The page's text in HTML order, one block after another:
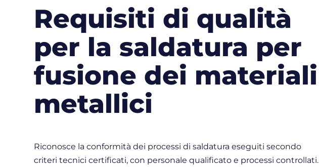
Requisiti di qualità
per la saldatura per
fusione dei materiali
metallici
Riconosce la conformità dei processi di saldatura eseguiti secondo
criteri tecnici certificati, con personale qualificato e processi controllati.